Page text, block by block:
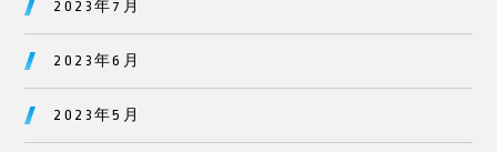
2023年7月
2023年6月
2023年5月